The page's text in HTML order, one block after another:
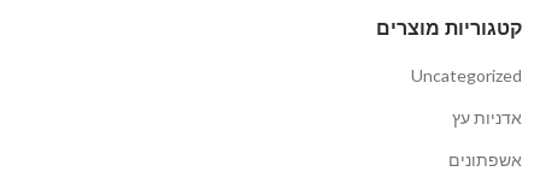
קטגוריות מוצרים
Uncategorized
אדניות עץ
אשפתונים